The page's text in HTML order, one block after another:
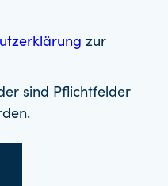
zur
sind Pflichtfelder